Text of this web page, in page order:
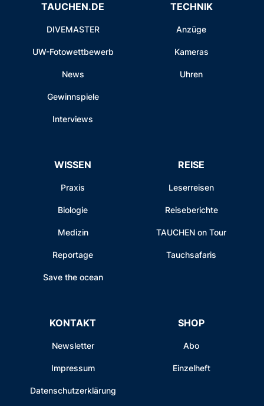
TAUCHEN.DE
DIVEMASTER
UW-Fotowettbewerb
News
Gewinnspiele
Interviews
TECHNIK
Anzüge
Kameras
Uhren
WISSEN
Praxis
Biologie
Medizin
Reportage
Save the ocean
REISE
Leserreisen
Reiseberichte
TAUCHEN on Tour
Tauchsafaris
KONTAKT
Newsletter
Impressum
Datenschutzerklärung
SHOP
Abo
Einzelheft